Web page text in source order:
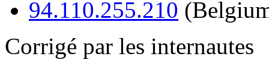
94.110.255.210
Corrigé par les internautes